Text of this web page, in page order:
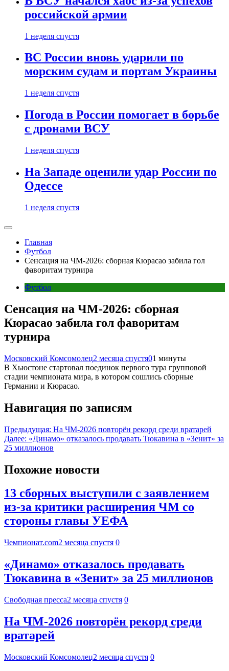
российской армии
1 неделя спустя
ВС России вновь ударили по
морским судам и портам Украины
1 неделя спустя
Погода в России помогает в борьбе
с дронами ВСУ
1 неделя спустя
На Западе оценили удар России по
Одессе
1 неделя спустя
Главная
Футбол
Сенсация на ЧМ-2026: сборная Кюрасао забила гол
фаворитам турнира
Футбол
Сенсация на ЧМ-2026: сборная
Кюрасао забила гол фаворитам
турнира
Московский Комсомолец2 месяца спустя01 минуты
В Хьюстоне стартовал поединок первого тура групповой
стадии чемпионата мира, в котором сошлись сборные
Германии и Кюрасао.
Навигация по записям
Предыдущая: На ЧМ-2026 повторён рекорд среди вратарей
Далее: «Динамо» отказалось продавать Тюкавина в «Зенит» за
25 миллионов
Похожие новости
13 сборных выступили с заявлением
из-за критики расширения ЧМ со
стороны главы УЕФА
Чемпионат.com2 месяца спустя 0
«Динамо» отказалось продавать
Тюкавина в «Зенит» за 25 миллионов
Свободная пресса2 месяца спустя 0
На ЧМ-2026 повторён рекорд среди
вратарей
Московский Комсомолец2 месяца спустя 0